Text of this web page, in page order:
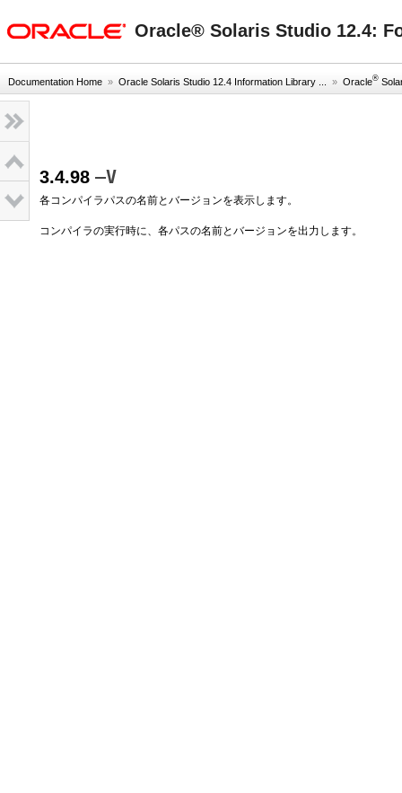
Oracle® Solaris Studio 12.4:
Documentation Home » Oracle Solaris Studio 12.4 Information Library ... » Oracle®
3.4.98 –V
各コンパイラパスの名前とバージョンを表示します。
コンパイラの実行時に、各パスの名前とバージョンを出力します。